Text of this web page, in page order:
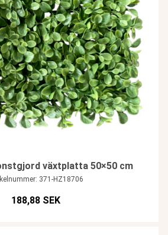
växtplatta 50×50 cm
371-HZ18706
188,88 SEK